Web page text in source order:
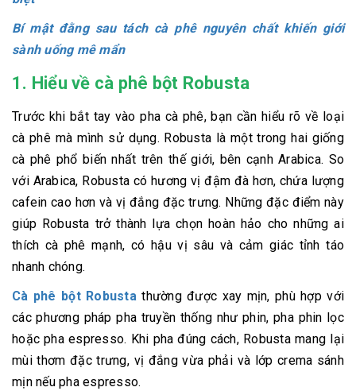
Bí mật đằng sau tách cà phê nguyên chất khiến giới
sành uống mê mẩn
1. Hiểu về cà phê bột Robusta
Trước khi bắt tay vào pha cà phê, bạn cần hiểu rõ về loại
cà phê mà mình sử dụng. Robusta là một trong hai giống
cà phê phổ biến nhất trên thế giới, bên cạnh Arabica. So
với Arabica, Robusta có hương vị đậm đà hơn, chứa lượng
cafein cao hơn và vị đắng đặc trưng. Những đặc điểm này
giúp Robusta trở thành lựa chọn hoàn hảo cho những ai
thích cà phê mạnh, có hậu vị sâu và cảm giác tỉnh táo
nhanh chóng.
Cà phê bột Robustathường được xay mịn, phù hợp với
các phương pháp pha truyền thống như phin, pha phin lọc
hoặc pha espresso. Khi pha đúng cách, Robusta mang lại
mùi thơm đặc trưng, vị đắng vừa phải và lớp crema sánh
mịn nếu pha espresso.